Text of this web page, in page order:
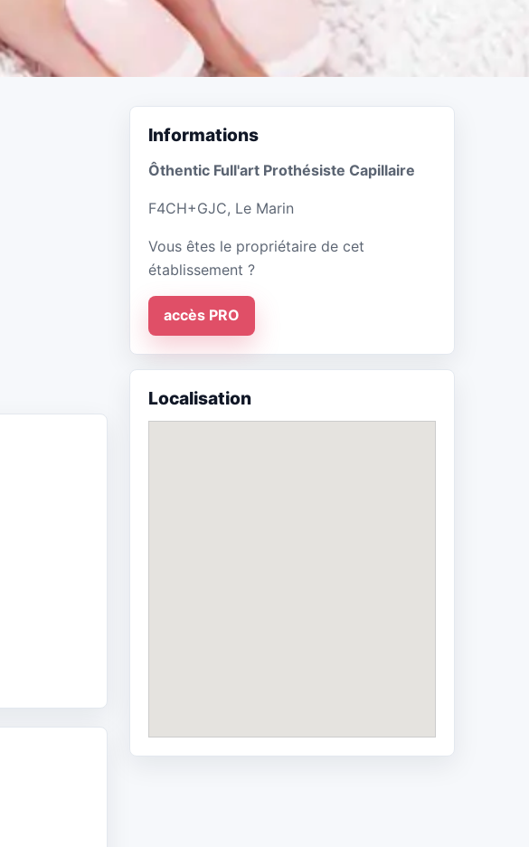
Informations
Ôthentic Full'art Prothésiste Capillaire
F4CH+GJC, Le Marin
Vous êtes le propriétaire de cet
établissement ?
accès PRO
Localisation